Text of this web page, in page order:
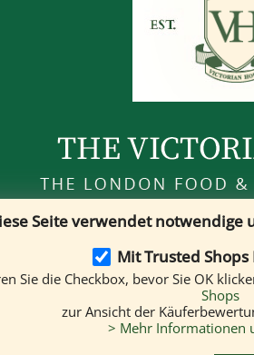
Mo. - Sa. 10.00 Uhr bis
Tel.+49 (0)89 121 349 80
Newsletter
Seite verwendet notwendige
Mit Trusted
Sie die Checkbox, bevor Sie OK
Shops
zur Ansicht der
> Mehr Informationen